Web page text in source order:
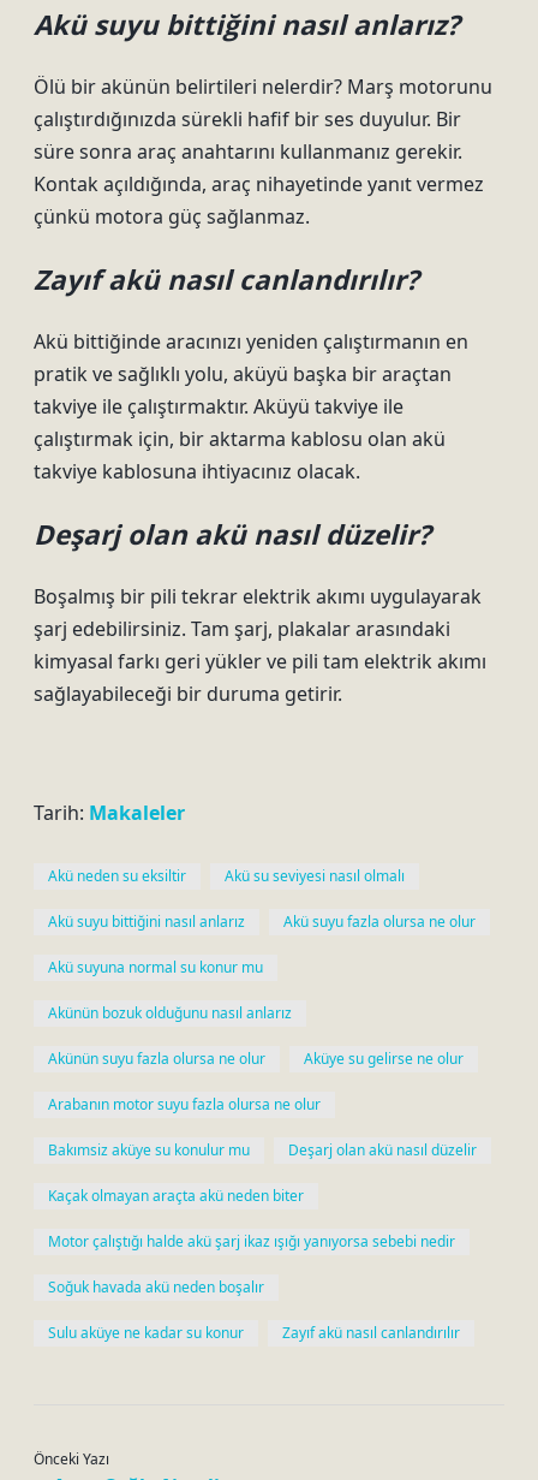
Akü suyu bittiğini nasıl anlarız?
Ölü bir akünün belirtileri nelerdir? Marş motorunu
çalıştırdığınızda sürekli hafif bir ses duyulur. Bir
süre sonra araç anahtarını kullanmanız gerekir.
Kontak açıldığında, araç nihayetinde yanıt vermez
çünkü motora güç sağlanmaz.
Zayıf akü nasıl canlandırılır?
Akü bittiğinde aracınızı yeniden çalıştırmanın en
pratik ve sağlıklı yolu, aküyü başka bir araçtan
takviye ile çalıştırmaktır. Aküyü takviye ile
çalıştırmak için, bir aktarma kablosu olan akü
takviye kablosuna ihtiyacınız olacak.
Deşarj olan akü nasıl düzelir?
Boşalmış bir pili tekrar elektrik akımı uygulayarak
şarj edebilirsiniz. Tam şarj, plakalar arasındaki
kimyasal farkı geri yükler ve pili tam elektrik akımı
sağlayabileceği bir duruma getirir.
Tarih: Makaleler
Akü neden su eksiltir Akü su seviyesi nasıl olmalı
Akü suyu bittiğini nasıl anlarız Akü suyu fazla olursa ne olur
Akü suyuna normal su konur mu
Akünün bozuk olduğunu nasıl anlarız
Akünün suyu fazla olursa ne olur Aküye su gelirse ne olur
Arabanın motor suyu fazla olursa ne olur
Bakımsiz aküye su konulur mu Deşarj olan akü nasıl düzelir
Kaçak olmayan araçta akü neden biter
Motor çalıştığı halde akü şarj ikaz ışığı yanıyorsa sebebi nedir
Soğuk havada akü neden boşalır
Sulu aküye ne kadar su konur Zayıf akü nasıl canlandırılır
Önceki Yazı